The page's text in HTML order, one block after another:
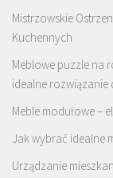
Mistrzowskie
Kuchennych
Meblowe puzzle na
idealne rozwiązanie
Meble modułowe –
Jak wybrać idealne
Urządzanie